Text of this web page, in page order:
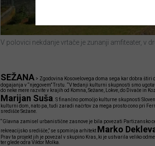
V polovici nekdanje vrtače je zunanji amfiteater, v
SEŽANA > Zgodovina Kosovelovega doma sega kar dobra
dogajanja v “njegovem” Trstu. “V tedanji kulturni skupnosti smo
do neke mere razvite v krajih od Komna, Sežane, Lokve, do Divače in
Marijan Suša. S finančno pomočjo kulturne skupnosti
kulturni dom, nato pa, tudi zaradi načrtov za mega prosto cono pri
središče Sežane.
“Glavna zamisel urbanistične zasnove je bila povezati Partizansko
rekreacijsko središče,” se spominja arhitekt Marko
Prav ta projekt jih je povezal v skupino Kras, ki je ustvarila veliko
ter glede odra Viktor Molka.